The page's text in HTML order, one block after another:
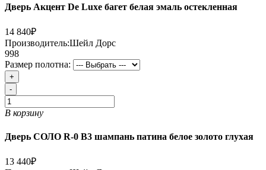
Дверь Акцент De Luxe багет белая эмаль остекленная
14 840₽
Производитель:Шейл Дорс
998
Размер полотна:
+
-
В корзину
Дверь СОЛО R-0 В3 шампань патина белое золото глухая
13 440₽